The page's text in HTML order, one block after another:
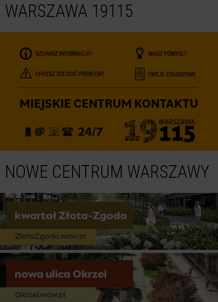
WARSZAWA 19115
NOWE CENTRUM WARSZAWY